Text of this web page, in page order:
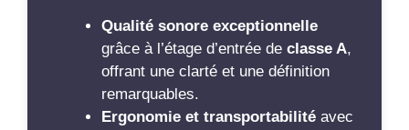
Qualité sonore exceptionnelle
grâce à l’étage d’entrée de classe A,
offrant une clarté et une définition
remarquables.
Ergonomie et transportabilité avec